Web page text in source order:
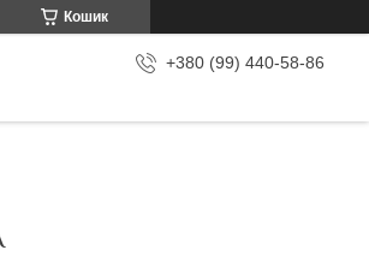
Кошик
+380 (99) 440-58-86